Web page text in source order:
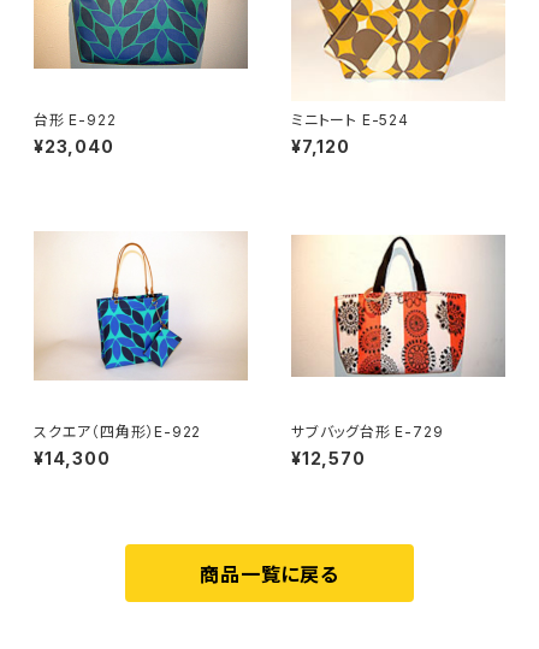
台形 E-922
¥23,040
ミニトート E-524
¥7,120
スクエア（四角形）E-922
¥14,300
サブバッグ台形 E-729
¥12,570
商品一覧に戻る